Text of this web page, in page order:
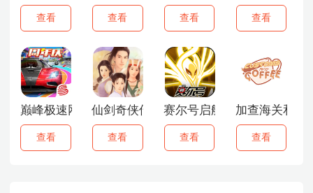
查看 查看 查看 查看
巅峰极速网易版
查看
仙剑奇侠传1
查看
赛尔号启航手游
查看
加查海关和咖
查看